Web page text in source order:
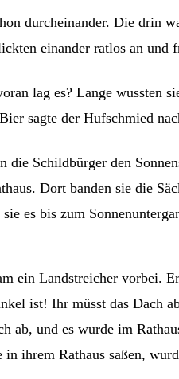
durcheinander. Die drin
einander ratlos an und
lag es? Lange wussten
sagte der Hufschmied
die Schildbürger den
Dort banden sie die
es bis zum
ein Landstreicher vorbei.
ist! Ihr müsst das Dach
ab, und es wurde im
ihrem Rathaus saßen,